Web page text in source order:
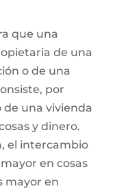
que una
de una
o de una
por
una vivienda
y dinero.
el intercambio
en cosas
mayor en